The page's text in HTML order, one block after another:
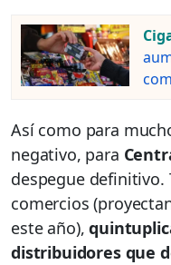
Así como para
negativo, para
despegue
comercios
este año),
distribuidores que